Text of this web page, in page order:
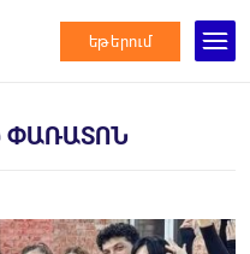
եթերում
ՓԱՌԱՏՈՆ